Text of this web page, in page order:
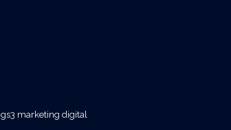
gs3 marketing digital